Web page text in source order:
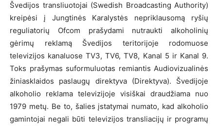
Švedijos transliuotojai (Swedish Broadcasting Authority)
kreipėsi į Jungtinės Karalystės nepriklausomą ryšių
reguliatorių Ofcom prašydami nutraukti alkoholinių
gėrimų reklamą Švedijos teritorijoje rodomuose
televizijos kanaluose TV3, TV6, TV8, Kanal 5 ir Kanal 9.
Toks prašymas suformuluotas remiantis Audiovizualinės
žiniasklaidos paslaugų direktyva (Direktyva). Švedijoje
alkoholio reklama televizijoje visiškai draudžiama nuo
1979 metų. Be to, šalies įstatymai numato, kad alkoholio
gamintojai negali būti televizijos transliacijų ir programų